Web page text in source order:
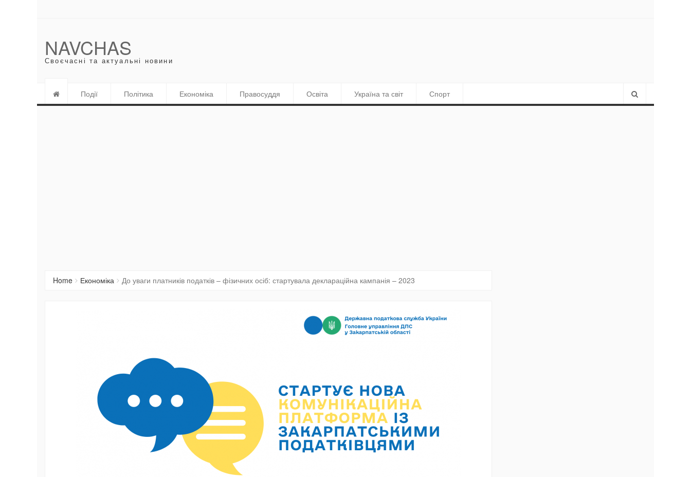
NAVCHAS
Своєчасні та актуальні новини
Події Політика Економіка Правосуддя Освіта Україна та світ Спорт
Home Економіка До уваги платників податків – фізичних осіб: стартувала деклараційна кампанія – 2023